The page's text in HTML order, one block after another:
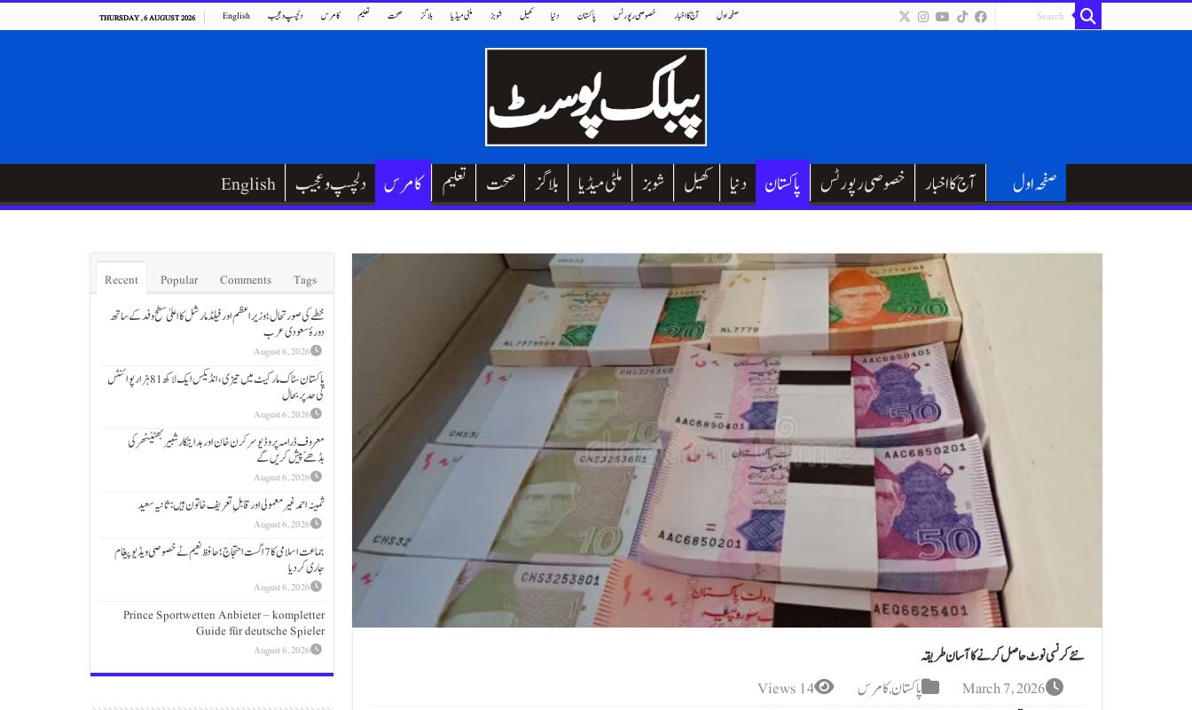
THURSDAY , 6 AUGUST 2026 English دلچسپ و عجیب کامرس تعلیم صحت بلاگز ملٹی میڈیا شوبز کھیل دنیا پاکستان خصوصی رپورٹس آج کا اخبار صفحہ اول
English دلچسپ و عجیب کامرس تعلیم صحت بلاگز ملٹی میڈیا شوبز کھیل دنیا پاکستان خصوصی رپورٹس آج کا اخبار صفحہ اول
نئے کرنسی نوٹ حاصل کرنے کا آسان طریقہ
March 7, 2026 پاکستان,کامرس 14 Views
Recent Popular Comments
Tags
خطے کی صورتحال؛ وزیراعظم اور فیلڈ مارشل کا اعلیٰ سطح وفد کے ساتھ
دورۂ سعودی عرب
August 6, 2026
پاکستان سٹاک مارکیٹ میں تیزی،انڈیکس ایک لاکھ 81 ہزار پوائنٹس
کی حد پر بحال
August 6, 2026
معروف ڈرامہ پروڈیوسر کرن خان اور ہدایتکار شبیر بھٹیًٹھرکی
بڈھےًپیش کریں گے
August 6, 2026
ثمینہ احمد غیر معمولی اور قابلِ تعریف خاتون ہیں: ثانیہ سعید
August 6, 2026
جماعت اسلامی کا 7 اگست احتجاج؛حافظ نعیم نے خصوصی ویڈیو پیغام
جاری کردیا
August 6, 2026
Prince Sportwetten Anbieter – kompletter
Guide für deutsche Spieler
August 6, 2026